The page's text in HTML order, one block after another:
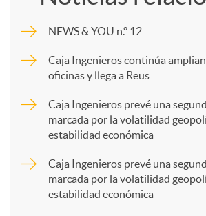
m
p
a
NEWS & YOU n.º 12
Caja Ingenieros continúa
oficinas y llega a Reus
Caja Ingenieros prevé una
marcada por la volatilidad
estabilidad económica
Caja Ingenieros prevé una
marcada por la volatilidad
estabilidad económica